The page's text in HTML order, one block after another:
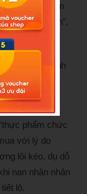
chép tổng tiền
các nạn nhân”,
và các thành
bán hàng
phẩm chức
với lý do
lôi kéo, dụ dỗ
nạn nhân nhận
lộ.